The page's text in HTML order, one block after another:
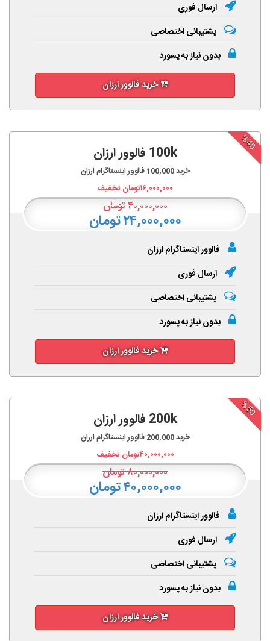
ارسال فوری
پشتیبانی اختصاصی
بدون نیاز به پسورد
خرید فالوور ارزان
%40
100k فالوور ارزان
خرید100,000 فالوور اینستاگرام ارزان
۱۶,۰۰۰,۰۰۰تومان تخفیف
۴۰,۰۰۰,۰۰۰تومان
۲۴,۰۰۰,۰۰۰ تومان
فالوور اینستاگرام ارزان
ارسال فوری
پشتیبانی اختصاصی
بدون نیاز به پسورد
خرید فالوور ارزان
%50
200k فالوور ارزان
خرید200,000 فالوور اینستاگرام ارزان
۴۰,۰۰۰,۰۰۰تومان تخفیف
۸۰,۰۰۰,۰۰۰تومان
۴۰,۰۰۰,۰۰۰ تومان
فالوور اینستاگرام ارزان
ارسال فوری
پشتیبانی اختصاصی
بدون نیاز به پسورد
خرید فالوور ارزان